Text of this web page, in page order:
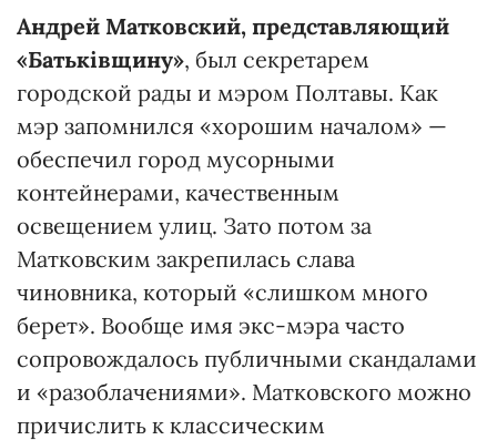
Андрей Матковский, представляющий
«Батьківщину», был секретарем
городской рады и мэром Полтавы. Как
мэр запомнился «хорошим началом» —
обеспечил город мусорными
контейнерами, качественным
освещением улиц. Зато потом за
Матковским закрепилась слава
чиновника, который «слишком много
берет». Вообще имя экс-мэра часто
сопровождалось публичными скандалами
и «разоблачениями». Матковского можно
причислить к классическим